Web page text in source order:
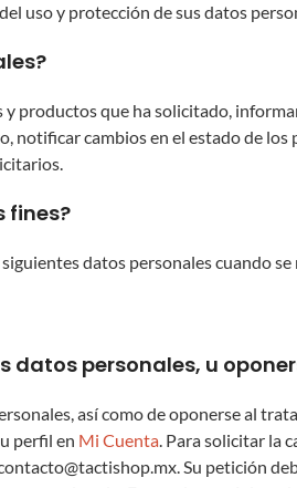
uso y protección de sus datos
productos que ha solicitado,
cambios en el estado de
fines?
datos personales cuando
personales, u
así como de oponerse al
perfil en Mi Cuenta. Para solicitar la
. Su petición